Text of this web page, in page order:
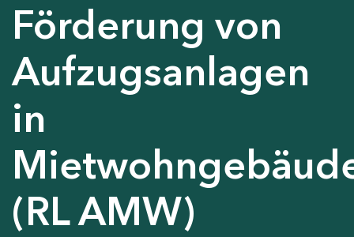
Förderung von
Aufzugsanlagen
in
(RL AMW)